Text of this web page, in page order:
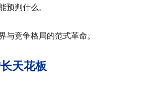
预判什么。
竞争格局的范式革命。
天花板